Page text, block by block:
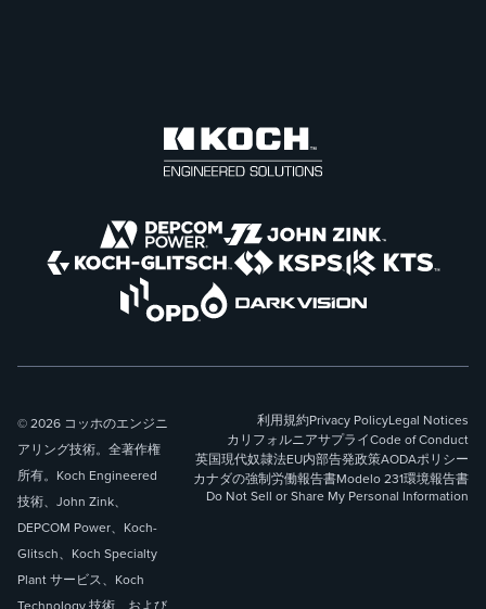
© 2026 コッホのエンジニ
アリング技術。全著作権
所有。Koch Engineered
技術、John Zink、
DEPCOM Power、Koch-
Glitsch、Koch Specialty
Plant サービス、Koch
利用規約Privacy PolicyLegal Notices
カリフォルニアサプライCode of Conduct
英国現代奴隷法EU内部告発政策AODAポリシー
カナダの強制労働報告書Modelo 231環境報告書
Do Not Sell or Share My Personal Information